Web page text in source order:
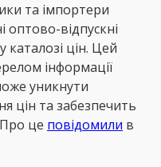
та імпортери
оптово-відпускні
каталозі цін. Цей
інформації
уникнути
цін та забезпечить
Про це повідомили в